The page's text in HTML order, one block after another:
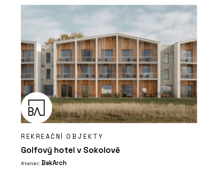
REKREAČNÍ OBJEKTY
Golfový hotel v Sokolově
Ateliér: BekArch